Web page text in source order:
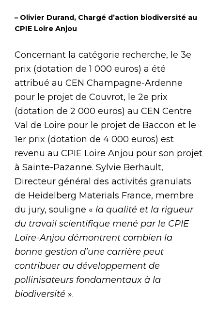
– Olivier Durand, Chargé d’action biodiversité au
CPIE Loire Anjou
Concernant la catégorie recherche, le 3e
prix (dotation de 1 000 euros) a été
attribué au CEN Champagne-Ardenne
pour le projet de Couvrot, le 2e prix
(dotation de 2 000 euros) au CEN Centre
Val de Loire pour le projet de Baccon et le
1er prix (dotation de 4 000 euros) est
revenu au CPIE Loire Anjou pour son projet
à Sainte-Pazanne. Sylvie Berhault,
Directeur général des activités granulats
de Heidelberg Materials France, membre
du jury, souligne « la qualité et la rigueur
du travail scientifique mené par le CPIE
Loire-Anjou démontrent combien la
bonne gestion d’une carrière peut
contribuer au développement de
pollinisateurs fondamentaux à la
biodiversité ».